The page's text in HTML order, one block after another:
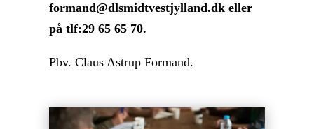
formand@dlsmidtvestjylland.dk eller
på tlf:29 65 65 70.
Pbv. Claus Astrup Formand.